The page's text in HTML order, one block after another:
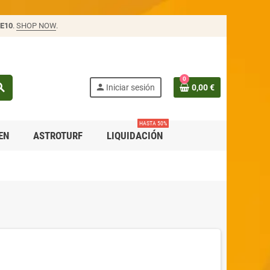
. SHOP NOW.
person Iniciar sesión
0
0,00 €
ASTROTURF LIQUIDACIÓN
HASTA 50%